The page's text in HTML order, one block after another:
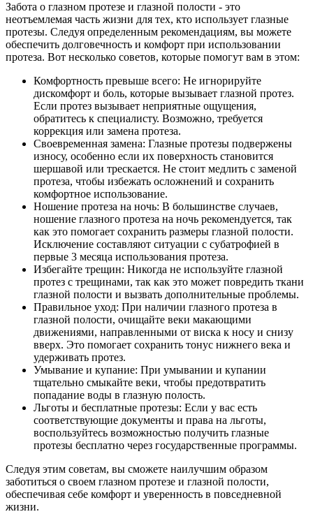
Забота о глазном протезе и глазной полости - это
неотъемлемая часть жизни для тех, кто использует глазные
протезы. Следуя определенным рекомендациям, вы можете
обеспечить долговечность и комфорт при использовании
протеза. Вот несколько советов, которые помогут вам в этом:
Комфортность превыше всего: Не игнорируйте
дискомфорт и боль, которые вызывает глазной протез.
Если протез вызывает неприятные ощущения,
обратитесь к специалисту. Возможно, требуется
коррекция или замена протеза.
Своевременная замена: Глазные протезы подвержены
износу, особенно если их поверхность становится
шершавой или трескается. Не стоит медлить с заменой
протеза, чтобы избежать осложнений и сохранить
комфортное использование.
Ношение протеза на ночь: В большинстве случаев,
ношение глазного протеза на ночь рекомендуется, так
как это помогает сохранить размеры глазной полости.
Исключение составляют ситуации с субатрофией в
первые 3 месяца использования протеза.
Избегайте трещин: Никогда не используйте глазной
протез с трещинами, так как это может повредить ткани
глазной полости и вызвать дополнительные проблемы.
Правильное уход: При наличии глазного протеза в
глазной полости, очищайте веки макающими
движениями, направленными от виска к носу и снизу
вверх. Это помогает сохранить тонус нижнего века и
удерживать протез.
Умывание и купание: При умывании и купании
тщательно смыкайте веки, чтобы предотвратить
попадание воды в глазную полость.
Льготы и бесплатные протезы: Если у вас есть
соответствующие документы и права на льготы,
воспользуйтесь возможностью получить глазные
протезы бесплатно через государственные программы.
Следуя этим советам, вы сможете наилучшим образом
заботиться о своем глазном протезе и глазной полости,
обеспечивая себе комфорт и уверенность в повседневной
жизни.